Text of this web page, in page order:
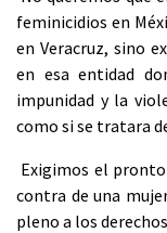
feminicidios en
en Veracruz, sino
en esa entidad
impunidad y la
como si se tratara
Exigimos el
contra de una
pleno a los